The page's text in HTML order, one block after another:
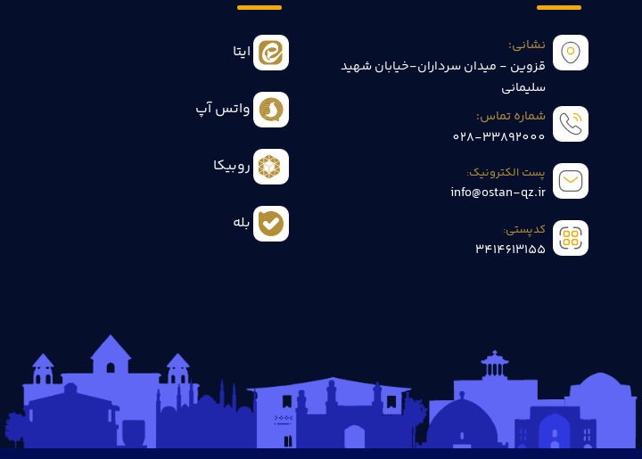
نشانی:
قزوین - میدان سرداران-خیابان شهید
سلیمانی
شماره تماس:
028-33892000
پست الکترونیک:
info@ostan-qz.ir
کدپستی:
3414613155
ایتا
واتس آپ
روبیکا
بله